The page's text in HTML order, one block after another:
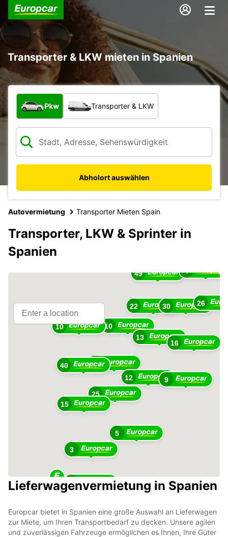
Transporter & LKW mieten in Spanien
Welche Art von Fahrzeug?
Pkw Transporter & LKW
Abholort auswählen
Autovermietung Transporter Mieten Spain
Transporter, LKW & Sprinter in
Spanien
23
25
40
12
15
10
13
10
5
9
22
3
16
30
49
6
26
10
4
Lieferwagenvermietung in Spanien
Europcar bietet in Spanien eine große Auswahl an Lieferwagen
zur Miete, um Ihren Transportbedarf zu decken. Unsere agilen
und zuverlässigen Fahrzeuge ermöglichen es Ihnen, Ihre Güter